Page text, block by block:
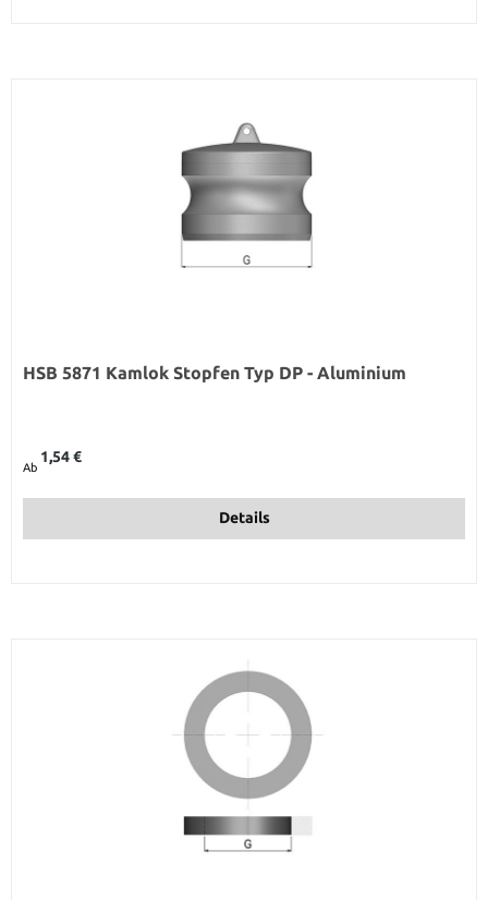
HSB 5871 Kamlok Stopfen Typ DP - Aluminium
Ab
1,54 €
Details